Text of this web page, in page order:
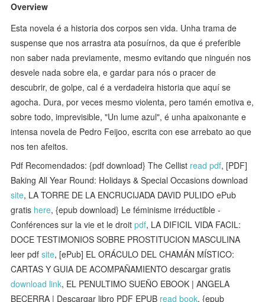
Overview
Esta novela é a historia dos corpos sen vida. Unha trama de
suspense que nos arrastra ata posuírnos, da que é preferible
non saber nada previamente, mesmo evitando que ninguén nos
desvele nada sobre ela, e gardar para nós o pracer de
descubrir, de golpe, cal é a verdadeira historia que aquí se
agocha. Dura, por veces mesmo violenta, pero tamén emotiva e,
sobre todo, imprevisible, "Un lume azul", é unha apaixonante e
intensa novela de Pedro Feijoo, escrita con ese arrebato ao que
nos ten afeitos.
Pdf Recomendados: {pdf download} The Cellist read pdf, [PDF]
Baking All Year Round: Holidays & Special Occasions download
site, LA TORRE DE LA ENCRUCIJADA DAVID PULIDO ePub
gratis here, {epub download} Le féminisme irréductible -
Conférences sur la vie et le droitpdf, LA DIFICIL VIDA FACIL:
DOCE TESTIMONIOS SOBRE PROSTITUCION MASCULINA
leer pdfsite, [ePub] EL ORÁCULO DEL CHAMÁN MÍSTICO:
CARTAS Y GUIA DE ACOMPAÑAMIENTO descargar gratis
download link, EL PENULTIMO SUEÑO EBOOK | ANGELA
BECERRA | Descargar libro PDF EPUB read book, {epub